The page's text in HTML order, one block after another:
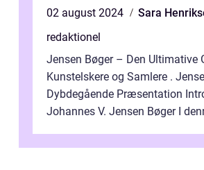
02 august 2024
Sara
redaktionel
Jensen Bøger – Den Ultimative
Kunstelskere og Samlere .
Dybdegående Præsentation
Johannes V. Jensen Bøger I